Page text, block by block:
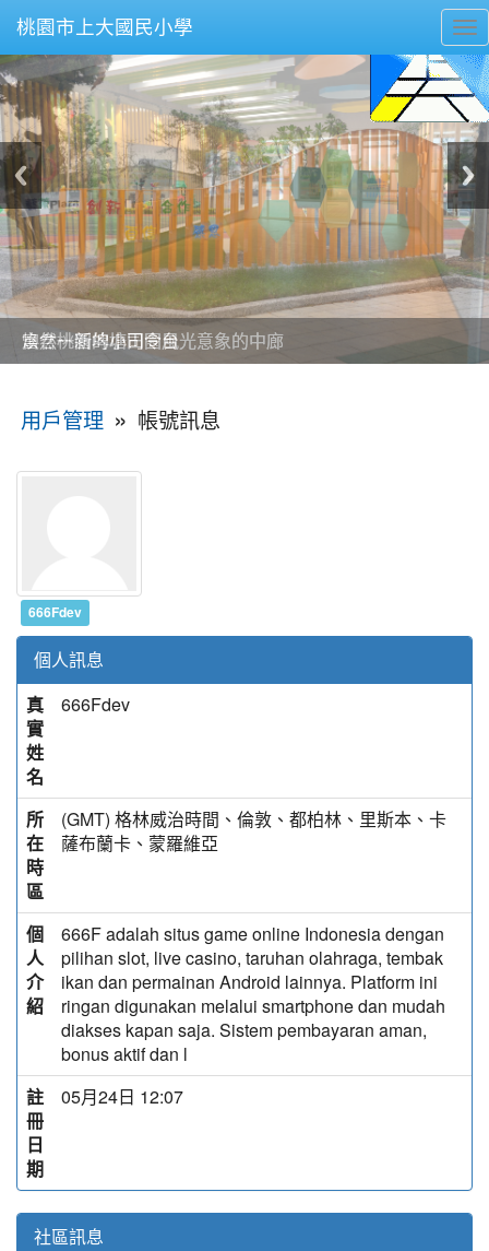
桃園市上大國民小學
美麗的操場是我們活力的來源
美麗的操場是我們活力的來源
煥然一新的小司令台
煥然一新的小司令台
富含桃園埤塘田園風光意象的中廊
富含桃園埤塘田園風光意象的中廊
嶄新的中庭廣場
嶄新的中庭廣場
水生池生生不息
水生池生生不息
用戶管理 » 帳號訊息
666Fdev
個人訊息
真
實
姓
名
666Fdev
所
在
時
區
(GMT) 格林威治時間、倫敦、都柏林、里斯本、卡
薩布蘭卡、蒙羅維亞
個
人
介
紹
666F adalah situs game online Indonesia dengan
pilihan slot, live casino, taruhan olahraga, tembak
ikan dan permainan Android lainnya. Platform ini
ringan digunakan melalui smartphone dan mudah
diakses kapan saja. Sistem pembayaran aman,
bonus aktif dan l
註
冊
日
期
05月24日 12:07
社區訊息